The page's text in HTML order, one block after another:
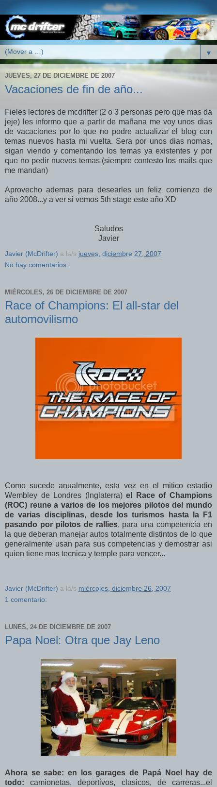
▼
JUEVES, 27 DE DICIEMBRE DE 2007
Vacaciones de fin de año...
Fieles lectores de mcdrifter (2 o 3 personas pero que mas da
jeje) les informo que a partir de mañana me voy unos dias
de vacaciones por lo que no podre actualizar el blog con
temas nuevos hasta mi vuelta. Sera por unos dias nomas,
sigan viendo y comentando los temas ya existentes y por
que no pedir nuevos temas (siempre contesto los mails que
me mandan)
Aprovecho ademas para desearles un feliz comienzo de
año 2008...y a ver si vemos 5th stage este año XD
Saludos
Javier
Javier (McDrifter) a la/s jueves, diciembre 27, 2007
No hay comentarios.:
MIÉRCOLES, 26 DE DICIEMBRE DE 2007
Race of Champions: El all-star del
automovilismo
Como sucede anualmente, esta vez en el mitico estadio
Wembley de Londres (Inglaterra)el Race of Champions
(ROC) reune a varios de los mejores pilotos del mundo
de varias disciplinas, desde los turismos hasta la F1
pasando por pilotos de rallies, para una competencia en
la que deberan manejar autos totalmente distintos de lo que
generalmente usan para sus competencias y demostrar asi
quien tiene mas tecnica y temple para vencer...
Javier (McDrifter) a la/s miércoles, diciembre 26, 2007
1 comentario:
LUNES, 24 DE DICIEMBRE DE 2007
Papa Noel: Otra que Jay Leno
Ahora se sabe: en los garages de Papá Noel hay de
todo: camionetas, deportivos, clasicos, de carreras...el